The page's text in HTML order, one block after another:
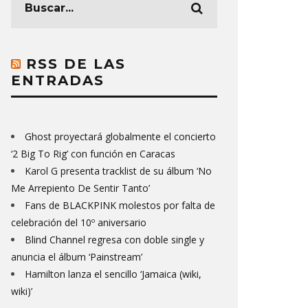
RSS DE LAS
ENTRADAS
Ghost proyectará globalmente el concierto
‘2 Big To Rig’ con función en Caracas
Karol G presenta tracklist de su álbum ‘No
Me Arrepiento De Sentir Tanto’
Fans de BLACKPINK molestos por falta de
celebración del 10º aniversario
Blind Channel regresa con doble single y
anuncia el álbum ‘Painstream’
Hamilton lanza el sencillo ‘Jamaica (wiki,
wiki)’